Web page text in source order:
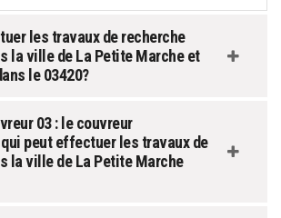
les travaux de recherche
la ville de La Petite Marche et
le 03420?
03 : le couvreur
peut effectuer les travaux de
la ville de La Petite Marche